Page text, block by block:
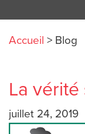
Accueil > Blog
La
juillet 24, 2019